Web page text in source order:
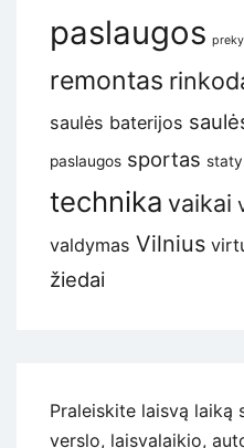
paslaugos
remontas
saulės baterijos
paslaugos sportas
technika vaikai
valdymas Vilnius
žiedai
Praleiskite laisvą laiką
verslo, laisvalaikio,